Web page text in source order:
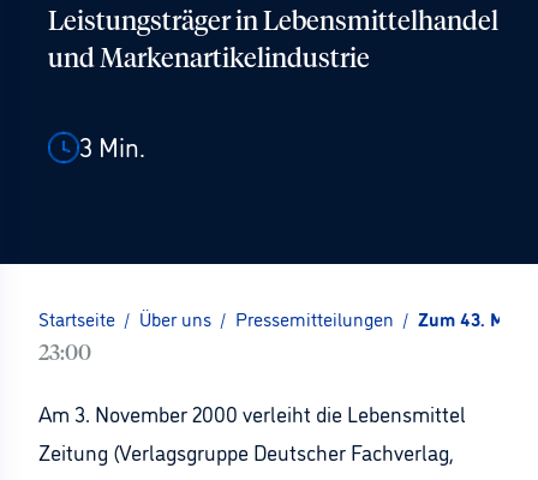
Leistungsträger in Lebensmittelhandel
und Markenartikelindustrie
3 Min.
Startseite / Über uns / Pressemitteilungen / Zum 43. Mal:
23:00
Am 3. November 2000 verleiht die Lebensmittel
Zeitung (Verlagsgruppe Deutscher Fachverlag,